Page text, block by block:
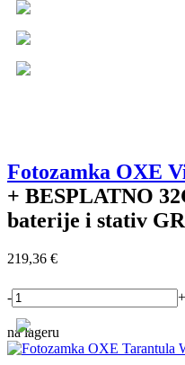
Fotozamka OXE
+ BESPLATNO
baterije i stativ
219,36 €
- +
na lageru